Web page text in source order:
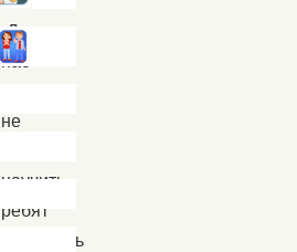
Для
нас
не
научить
ребят
создавать